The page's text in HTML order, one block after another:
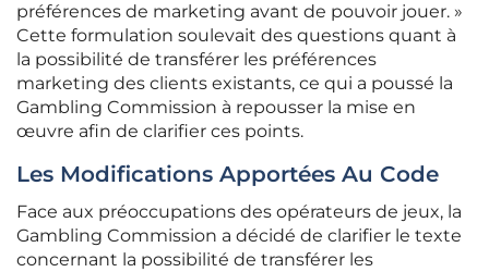
préférences de marketing avant de pouvoir jouer. »
Cette formulation soulevait des questions quant à
la possibilité de transférer les préférences
marketing des clients existants, ce qui a poussé la
Gambling Commission à repousser la mise en
œuvre afin de clarifier ces points.
Les Modifications Apportées Au Code
Face aux préoccupations des opérateurs de jeux, la
Gambling Commission a décidé de clarifier le texte
concernant la possibilité de transférer les